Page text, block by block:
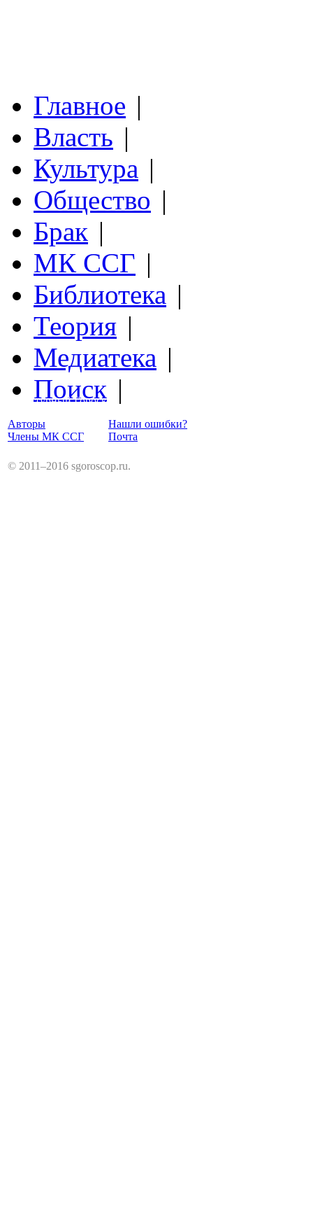
Главное |
Власть |
Культура |
Общество |
Брак |
МК ССГ |
Библиотека |
Теория |
Медиатека |
Поиск |
Структурный Гороскоп
Авторы
Члены МК ССГ
Нашли ошибки?
Почта
© 2011–2016 sgoroscop.ru.